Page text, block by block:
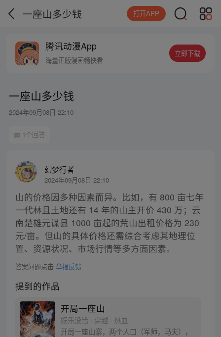
一座山多少钱 打开APP
腾讯动漫App
海量正版漫画畅快看
立即下载
一座山多少钱
2024年09月08日 22:10
1个回答
幻梦行者
2024年09月08日 22:10
山的价格因多种因素而异。比如，有 800 亩七年
一代林且土地还有 14 年的山主开价 430 万；云
南楚雄元谋县 1000 亩起的荒山出租价格为 230
元/亩。但山的具体价格还需综合考虑其地理位
置、资源状况、市场行情等多方面因素。
答案问题点击 举报反馈
提到的作品
开局一座山
娱乐没错 · 穿越 · 热血
开局一座山寨，两个人口（军师，马夫），